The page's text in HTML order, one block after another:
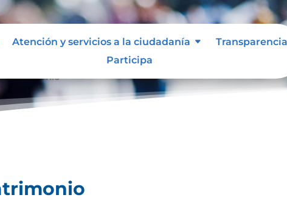
Atención y servicios a la ciudadanía
Transparencia
Participa
Matrimonio